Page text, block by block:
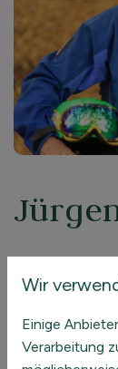
Jahrgang
Wir
Einige
Verarbeitung